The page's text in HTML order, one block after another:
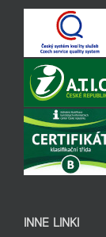
INNE LINKI